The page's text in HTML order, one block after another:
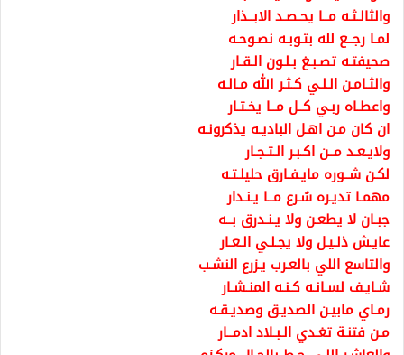
والثالـثـه مــا يحـصـد الابــذار
لمـا رجــع لله بتـوبـه نصـوحـه
صحيفتـه تصـبـغ بـلـون الـقـار
والثـامـن الـلـي كـثـر الله مـالـه
واعطـاه ربـي كــل مــا يخـتـار
ان كان مـن اهـل الباديـه يذكرونـه
ولايـعـد مــن اكـبـر الـتـجـار
لكـن شــوره مايـفـارق حليلـتـه
مهمـا تديـره سُـرع مــا يـنـدار
جبـان لا يطعـن ولا يـنـدرق بــه
عايـش ذلـيـل ولا يجـلـي الـعـار
والتاسع اللي بالعـرب يـزرع النشـب
شـايـف لسـانـه كـنـه المنـشـار
رمـاي مابيـن الصديـق وصديـقـه
مـن فتنـة تغـدي الـبـلاد ادمــار